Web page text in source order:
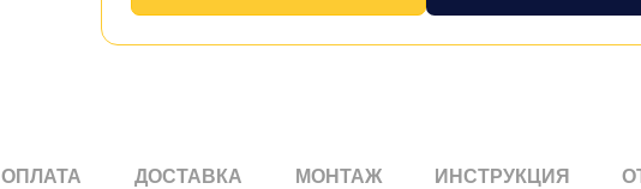
ОПЛАТА ДОСТАВКА МОНТАЖ ИНСТРУКЦИЯ